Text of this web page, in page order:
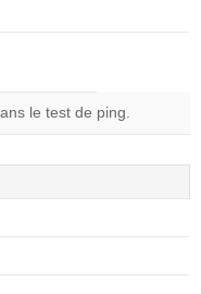
le test de ping.